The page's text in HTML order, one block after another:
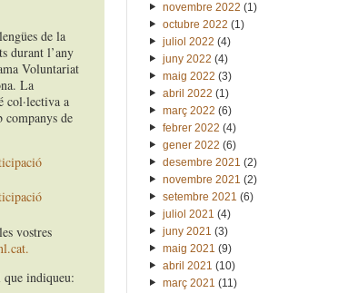
de la
durant l’any
Voluntariat
La
col·lectiva a
companys de
vostres
indiqueu:
novembre 2022 (1)
octubre 2022 (1)
juliol 2022 (4)
juny 2022 (4)
maig 2022 (3)
abril 2022 (1)
març 2022 (6)
febrer 2022 (4)
gener 2022 (6)
desembre 2021 (2)
novembre 2021 (2)
setembre 2021 (6)
juliol 2021 (4)
juny 2021 (3)
maig 2021 (9)
abril 2021 (10)
març 2021 (11)